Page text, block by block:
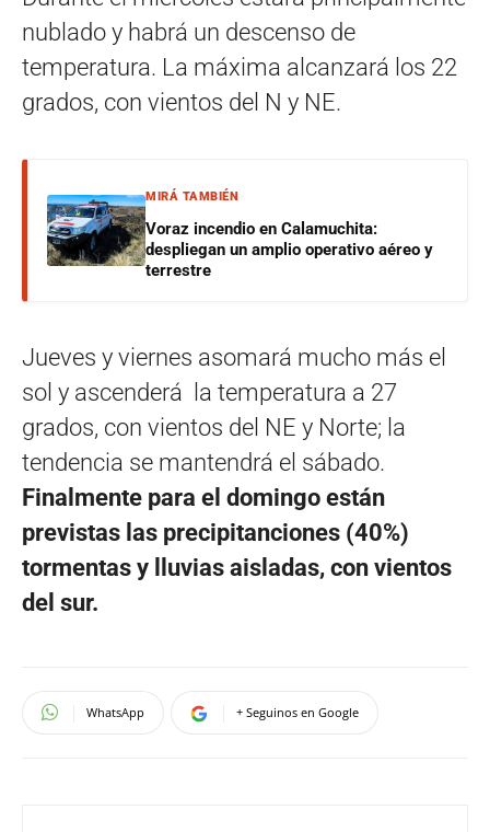
nublado y habrá un descenso de
temperatura. La máxima alcanzará los 22
grados, con vientos del N y NE.
MIRÁ TAMBIÉN
Voraz incendio en Calamuchita:
despliegan un amplio operativo aéreo y
terrestre
Jueves y viernes asomará mucho más el
sol y ascenderá la temperatura a 27
grados, con vientos del NE y Norte; la
tendencia se mantendrá el sábado.
Finalmente para el domingo están
previstas las precipitanciones (40%)
tormentas y lluvias aisladas, con vientos
del sur.
WhatsApp + Seguinos en Google